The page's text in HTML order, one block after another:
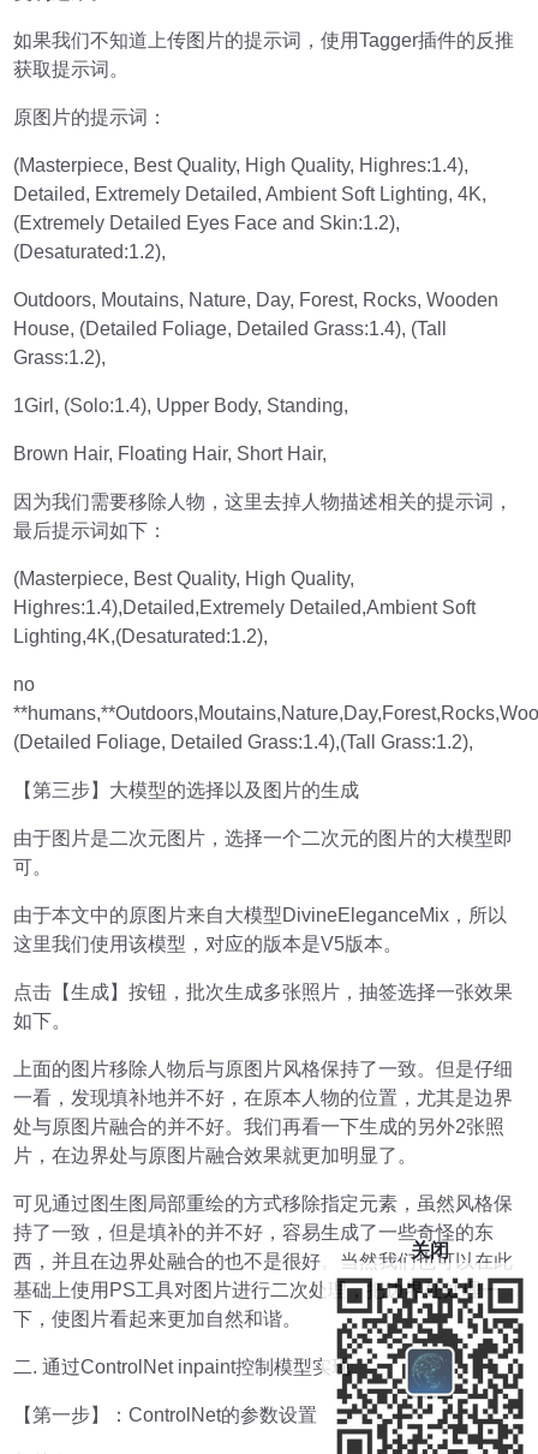
如果我们不知道上传图片的提示词，使用Tagger插件的反推
获取提示词。
原图片的提示词：
(Masterpiece, Best Quality, High Quality, Highres:1.4),
Detailed, Extremely Detailed, Ambient Soft Lighting, 4K,
(Extremely Detailed Eyes Face and Skin:1.2),
(Desaturated:1.2),
Outdoors, Moutains, Nature, Day, Forest, Rocks, Wooden
House, (Detailed Foliage, Detailed Grass:1.4), (Tall
Grass:1.2),
1Girl, (Solo:1.4), Upper Body, Standing,
Brown Hair, Floating Hair, Short Hair,
因为我们需要移除人物，这里去掉人物描述相关的提示词，
最后提示词如下：
(Masterpiece, Best Quality, High Quality,
Highres:1.4),Detailed,Extremely Detailed,Ambient Soft
Lighting,4K,(Desaturated:1.2),
no
(Detailed Foliage, Detailed Grass:1.4),(Tall Grass:1.2),
【第三步】大模型的选择以及图片的生成
由于图片是二次元图片，选择一个二次元的图片的大模型即
可。
由于本文中的原图片来自大模型DivineEleganceMix，所以
这里我们使用该模型，对应的版本是V5版本。
点击【生成】按钮，批次生成多张照片，抽签选择一张效果
如下。
上面的图片移除人物后与原图片风格保持了一致。但是仔细
一看，发现填补地并不好，在原本人物的位置，尤其是边界
处与原图片融合的并不好。我们再看一下生成的另外2张照
片，在边界处与原图片融合效果就更加明显了。
可见通过图生图局部重绘的方式移除指定元素，虽然风格保
持了一致，但是填补的并不好，容易生成了一些奇怪的东
西，并且在边界处融合的也不是很好。当然我们也可以在此
基础上使用PS工具对图片进行二次处理，把边界处处理一
下，使图片看起来更加自然和谐。
二. 通过ControlNet inpaint控制模型实现
【第一步】：ControlNet的参数设置
关闭